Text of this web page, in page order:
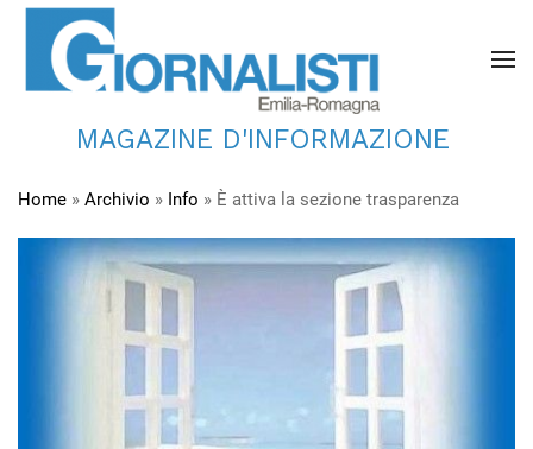
MAGAZINE D'INFORMAZIONE
Home » Archivio » Info » È attiva la sezione trasparenza